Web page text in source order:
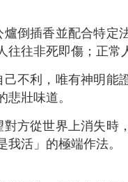
倒插香並配合特定
往非死即傷；正常
不利，唯有神明能
壯味道。
方從世界上消失時
活」的極端作法。